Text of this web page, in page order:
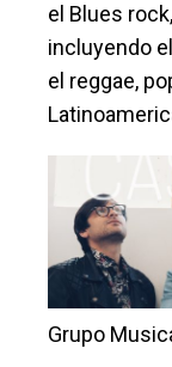
el Blues
incluyendo
el reggae,
Grupo